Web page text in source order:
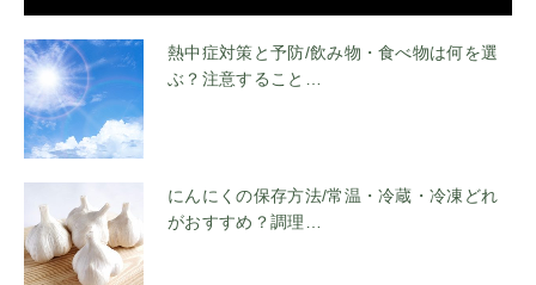
熱中症対策と予防/飲み物・食べ物は何を選
ぶ？注意すること…
にんにくの保存方法/常温・冷蔵・冷凍どれ
がおすすめ？調理…